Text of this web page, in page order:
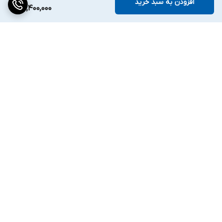
27,400,000
افزودن به سبد خرید